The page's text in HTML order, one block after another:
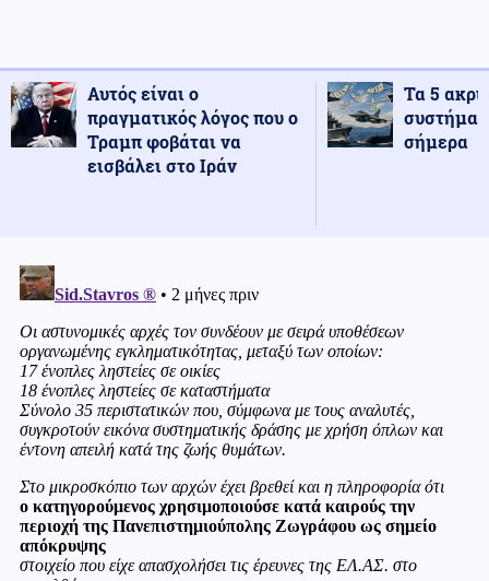
Αυτός είναι ο
πραγματικός λόγος που ο
Τραμπ φοβάται να
εισβάλει στο Ιράν
Τα 5
σήμερα